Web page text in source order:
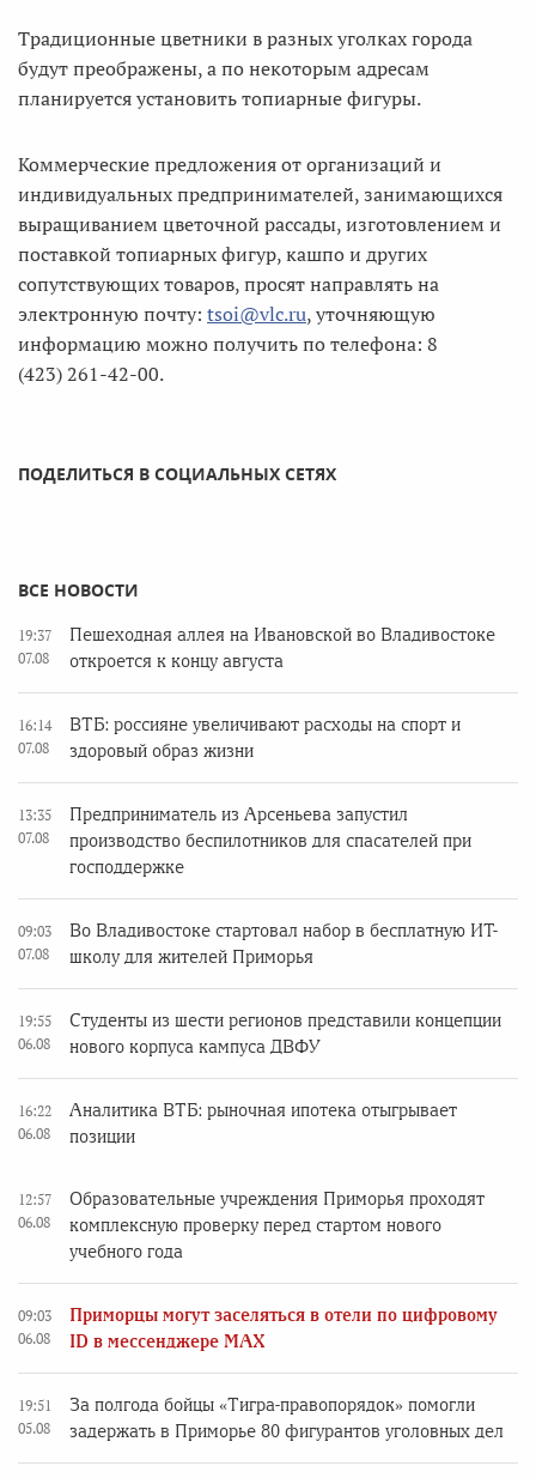
Традиционные цветники в разных уголках города
будут преображены, а по некоторым адресам
планируется установить топиарные фигуры.
Коммерческие предложения от организаций и
индивидуальных предпринимателей, занимающихся
выращиванием цветочной рассады, изготовлением и
поставкой топиарных фигур, кашпо и других
сопутствующих товаров, просят направлять на
электронную почту: tsoi@vlc.ru, уточняющую
информацию можно получить по телефона: 8
(423) 261-42-00.
ПОДЕЛИТЬСЯ В СОЦИАЛЬНЫХ СЕТЯХ
ВСЕ НОВОСТИ
19:37
07.08
Пешеходная аллея на Ивановской во Владивостоке
откроется к концу августа
16:14
07.08
ВТБ: россияне увеличивают расходы на спорт и
здоровый образ жизни
13:35
07.08
Предприниматель из Арсеньева запустил
производство беспилотников для спасателей при
господдержке
09:03
07.08
Во Владивостоке стартовал набор в бесплатную ИТ-
школу для жителей Приморья
19:55
06.08
Студенты из шести регионов представили концепции
нового корпуса кампуса ДВФУ
16:22
06.08
Аналитика ВТБ: рыночная ипотека отыгрывает
позиции
12:57
06.08
Образовательные учреждения Приморья проходят
комплексную проверку перед стартом нового
учебного года
09:03
06.08
Приморцы могут заселяться в отели по цифровому
ID в мессенджере MAX
19:51
05.08
За полгода бойцы «Тигра-правопорядок» помогли
задержать в Приморье 80 фигурантов уголовных дел